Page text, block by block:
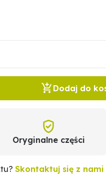
Dodaj do
Oryginalne części
Skontaktuj się z